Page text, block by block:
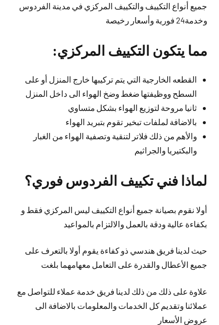
جميع أنواع التكييف والتكييف المركزي في مدينة الفردوس
وخدمة24 فورية وأسعار رخيصة
مما يتكون التكييف المركزي:
القطعه الخارجية التي يتم تركيبها خارج المنزل أو على
السطح ووظيفتها ضغط وضخ الهواء الى داخل المنزل
ثانيا مروحة لتوزيع الهواء بشكل متساوي
بالاضافة لملفات تبخير تقوم بتبريد الهواء
والأهم من ذلك فلاتر لتنقية وتصفية الهواء من الغبار
والبكتيريا والجراثيم
لماذا فني تكييف الفردوس فوري؟
أولا نقوم بصيانة جميع أنواع التكييف ليس المركزي فقط و
بكفاءة عالية ودقة بالعمل والالتزام بالمواعيد
حيث لدينا فريق هندسي ذو كفاءة يقوم أولا بالتعرف على
جميع الأعطال والقدرة على التعامل معهامهما بلغت
علاوة على ذلك من ذلك لدينا فريق خدمة عملاء للتواصل مع
عملائنا وتقديم كل الخدمات والمعلومات بالاضافة الى
عروض الأسعار